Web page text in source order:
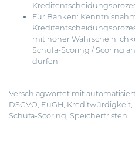
Für Banken:
mit hoher
Schufa-Scoring / Scoring
dürfen
Verschlagwortet mit
DSGVO, EuGH, Kreditwürdigkeit,
Schufa-Scoring, Speicherfristen